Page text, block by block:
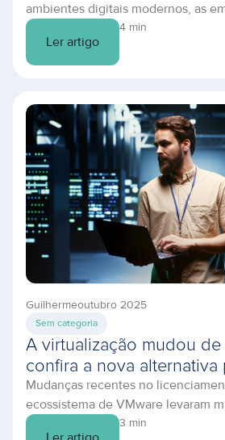
ambientes digitais modernos, as
demonstraram ter um grande
manter aplicações e serviços ativos
quedas. Com operações cada vez
de indisponibilidade representa
reputação e de segurança. Por […]
Ler artigo
4 min
Guilhermeoutubro 2025
Sem categoria
A virtualização mudou de
confira a nova alternativa
Mudanças recentes no
ecossistema de VMware levaram
revisitar sua estratégia de
3 min